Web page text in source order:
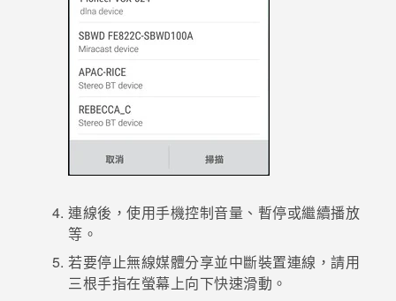
連線後，使用手機控制音量、暫停或繼續播放
等。
若要停止無線媒體分享並中斷裝置連線，請用
三根手指在螢幕上向下快速滑動。